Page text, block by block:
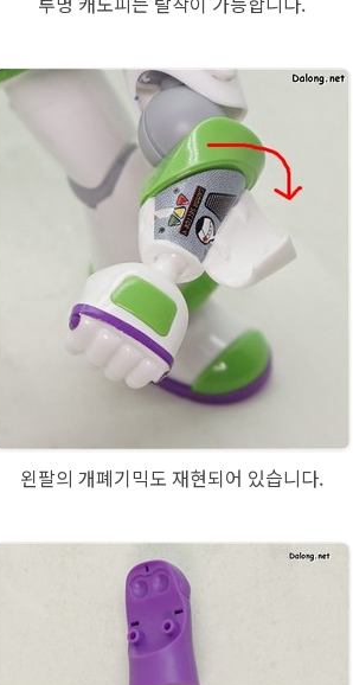
왼팔의 개폐기믹도 재현되어 있습니다.